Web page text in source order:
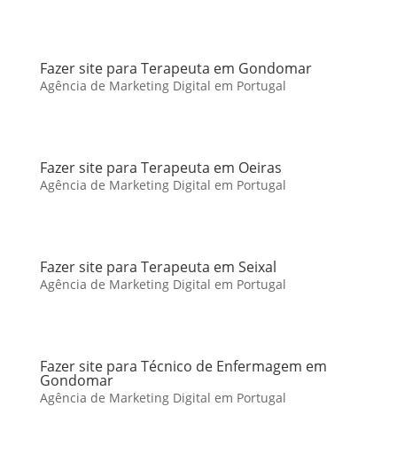
Fazer site para Terapeuta em Gondomar
Agência de Marketing Digital em Portugal
Fazer site para Terapeuta em Oeiras
Agência de Marketing Digital em Portugal
Fazer site para Terapeuta em Seixal
Agência de Marketing Digital em Portugal
Fazer site para Técnico de Enfermagem em
Gondomar
Agência de Marketing Digital em Portugal